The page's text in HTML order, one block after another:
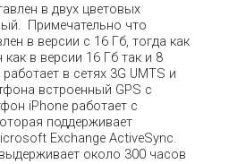
в двух цветовых
Примечательно что
в версии с 16 Гб, тогда как
в версии 16 Гб так и 8
в сетях 3G UMTS и
встроенный GPS с
iPhone работает с
поддерживает
Exchange ActiveSync.
около 300 часов